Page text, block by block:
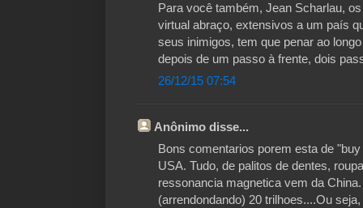
Para você também, Jean Scharlau,
virtual abraço, extensivos a um país
seus inimigos, tem que penar ao
depois de um passo à frente, dois
26/12/15 07:54
Anônimo disse...
Bons comentarios porem esta de
USA. Tudo, de palitos de dentes,
ressonancia magnetica vem da
(arrendondando) 20 trilhoes....Ou